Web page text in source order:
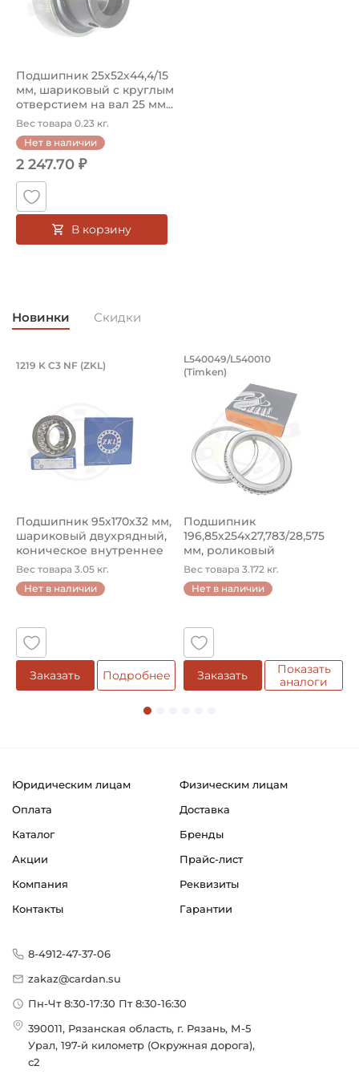
Страна происхождения:
Подшипник 25х52х44,4/15
мм, шариковый с круглым
отверстием на вал 25 мм...
Вес товара 0.23 кг.
Нет в наличии
2 247.70 ₽
В корзину
Новинки Скидки
Подшипник 95х170х32 мм, шариковый
Подшипник 95х170х32 мм, шариковый двухрядный,
1219 K C3 NF (ZKL)
Подшипник 95х170х32 мм,
шариковый двухрядный,
коническое внутреннее
кол...
Вес товара 3.05 кг.
Нет в наличии
Заказать Подробнее
Подшипник
Подшипник
L540049/L540010
(Timken)
Подшипник
196,85х254х27,783/28,575
мм, роликовый
однорядный конический
...
Вес товара 3.172 кг.
Нет в наличии
Заказать
Показать
аналоги
Юридическим лицам
Физическим лицам
Оплата
Доставка
Каталог
Бренды
Акции
Прайс-лист
Компания
Реквизиты
Контакты
Гарантии
8-4912-47-37-06
zakaz@cardan.su
Пн-Чт 8:30-17:30 Пт 8:30-16:30
390011, Рязанская область, г. Рязань, М-5
Урал, 197-й километр (Окружная дорога),
с2